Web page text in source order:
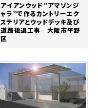
アイアンウッド”アマゾンジ
ャラ”で作るカントリーエク
ステリアとウッドデッキ及び
道路後退工事 大阪市平野
区